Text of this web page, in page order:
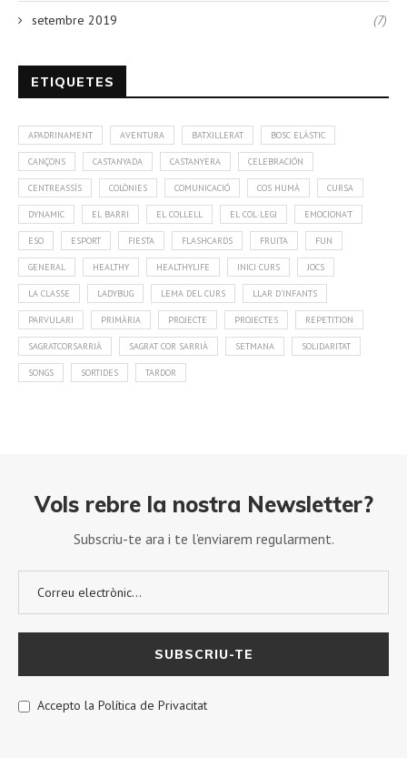
setembre 2019 (7)
ETIQUETES
APADRINAMENT AVENTURA BATXILLERAT BOSC ELÀSTIC
CANÇONS CASTANYADA CASTANYERA CELEBRACIÓN
CENTREASSÍS COLÒNIES COMUNICACIÓ COS HUMÀ CURSA
DYNAMIC EL BARRI EL COLLELL EL COL·LEGI EMOCIONA'T
ESO ESPORT FIESTA FLASHCARDS FRUITA FUN
GENERAL HEALTHY HEALTHYLIFE INICI CURS JOCS
LA CLASSE LADYBUG LEMA DEL CURS LLAR D'INFANTS
PARVULARI PRIMÀRIA PROJECTE PROJECTES REPETITION
SAGRATCORSARRIÀ SAGRAT COR SARRIÀ SETMANA SOLIDARITAT
SONGS SORTIDES TARDOR
Vols rebre la nostra Newsletter?
Subscriu-te ara i te l’enviarem regularment.
Accepto la Política de Privacitat